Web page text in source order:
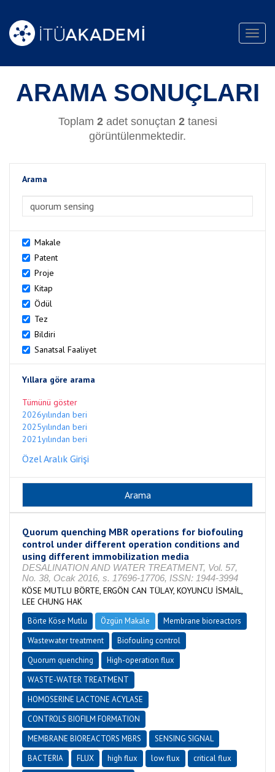
ARAMA SONUÇLARI
Toplam 2adet sonuçtan 2tanesi
görüntülenmektedir.
Arama
Makale
Patent
Proje
Kitap
Ödül
Tez
Bildiri
Sanatsal Faaliyet
Yıllara göre arama
Tümünü göster
2026yılından beri
2025yılından beri
2021yılından beri
Özel Aralık Girişi
Quorum quenching MBR operations for biofouling
control under different operation conditions and
using different immobilization media
DESALINATION AND WATER TREATMENT, Vol. 57,
No. 38, Ocak 2016, s. 17696-17706, ISSN: 1944-3994
KÖSE MUTLU BÖRTE, ERGÖN CAN TÜLAY, KOYUNCU İSMAİL,
LEE CHUNG HAK
Börte Köse Mutlu Özgün Makale
Membrane bioreactors
Wastewater treatment
Biofouling control
Quorum quenching
High-operation flux
WASTE-WATER TREATMENT
HOMOSERINE LACTONE ACYLASE
CONTROLS BIOFILM FORMATION
MEMBRANE BIOREACTORS MBRS
SENSING SIGNAL
BACTERIA
FLUX high flux low flux
critical flux